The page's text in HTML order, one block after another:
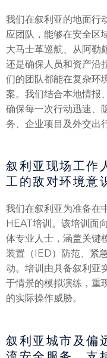
我们在叙利亚的地面行
应团队，能够在安全区
大马士革巡航、从阿勒
还是确保人员和资产沿
们的团队都能在复杂环
案。我们结合本地情报
确保每一次行动迅速、
务、企业项目及外交出
叙利亚现场工作
工的敌对环境意
我们在叙利亚为准备在
HEAT培训。该培训面
体专业人士，涵盖关键
装置（IED）防范、紧
动。培训由具备叙利亚
于情景的模拟演练，重
的实际操作威胁。
叙利亚城市及偏